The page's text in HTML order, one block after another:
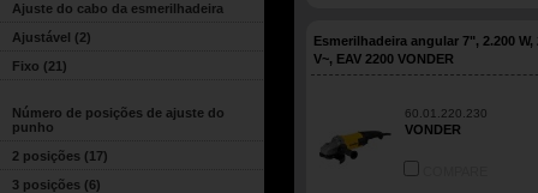
Ajuste do cabo da esmerilhadeira
Ajustável (2)
Fixo (21)
Número de posições de ajuste do
punho
2 posições (17)
3 posições (6)
Esmerilhadeira angular 7", 2.200 W,
V~, EAV 2200 VONDER
60.01.220.230
VONDER